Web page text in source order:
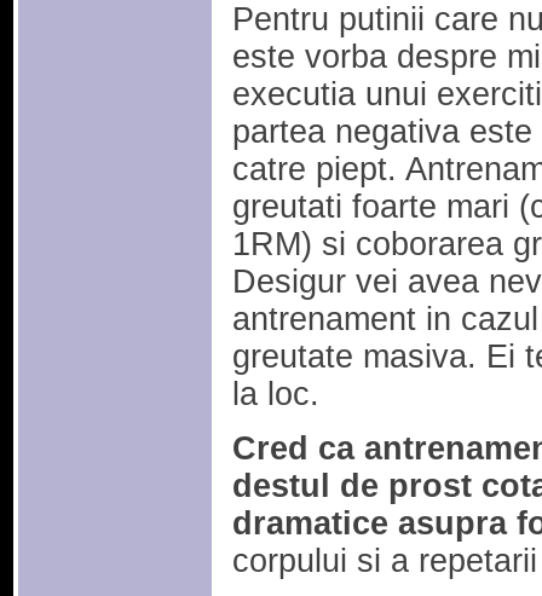
Pentru putinii care
este vorba despre
executia unui
partea negativa
catre piept.
greutati foarte mari
1RM) si coborarea
Desigur vei avea
antrenament in
greutate masiva. Ei
la loc.
Cred ca
destul de prost
dramatice asupra
corpului si a